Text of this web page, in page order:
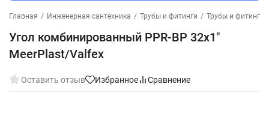
Главная / Инженерная сантехника / Трубы и фитинги / Трубы и фитинги
Угол комбинированный PPR-ВР 32х1"
MeerPlast/Valfex
Оставить отзыв Избранное Сравнение